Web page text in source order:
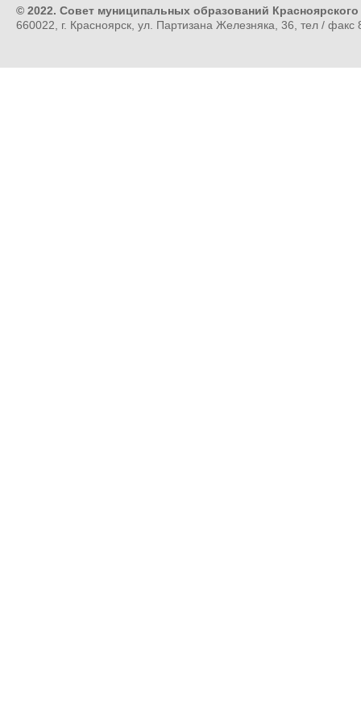
© 2022. Совет муниципальных образований Красноярского
660022, г. Красноярск, ул. Партизана Железняка, 36, тел /